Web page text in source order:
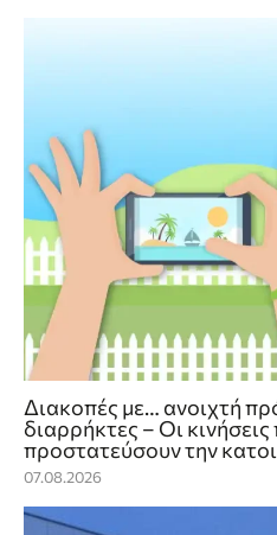
Διακοπές με… ανοιχτή
διαρρήκτες – Οι
προστατεύσουν την
07.08.2026